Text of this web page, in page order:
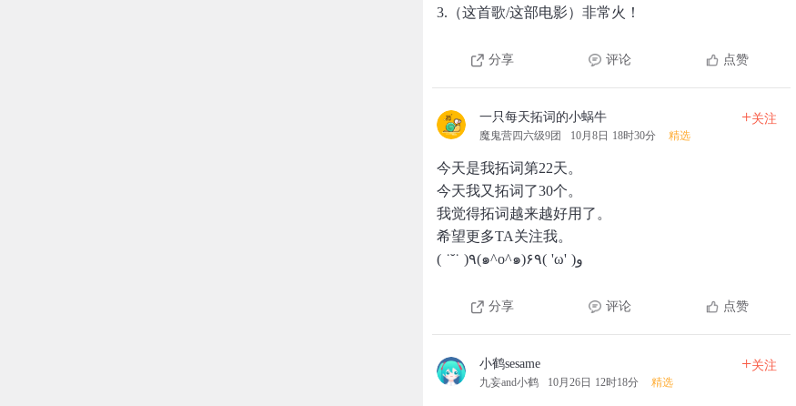
3.（这首歌/这部电影）非常火！
分享 评论 点赞
一只每天拓词的小蜗牛
魔鬼营四六级9团 10月8日 18时30分 精选
+关注
今天是我拓词第22天。
今天我又拓词了30个。
我觉得拓词越来越好用了。
希望更多TA关注我。
( ˙˘˙ )٩(๑^o^๑)۶٩( 'ω' )و
分享 评论 点赞
小鹤sesame
九妄and小鹤 10月26日 12时18分 精选
+关注